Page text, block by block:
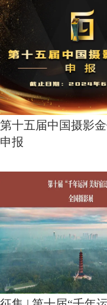
第十五届中国摄影
申报